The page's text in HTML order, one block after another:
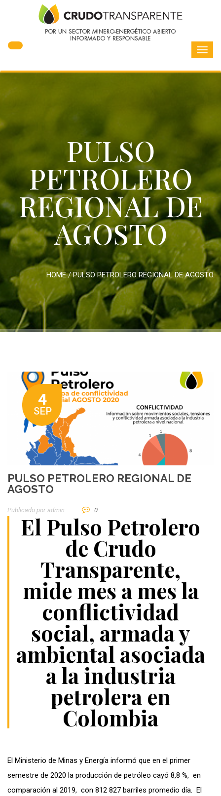
PULSO
PETROLERO
REGIONAL DE
AGOSTO
HOME/PULSO PETROLERO REGIONAL DE AGOSTO
4
SEP
PULSO PETROLERO REGIONAL DE
AGOSTO
Publicado por Admin 0
El Pulso Petrolero
de Crudo
Transparente,
mide mes a mes la
conflictividad
social, armada y
ambiental asociada
a la industria
petrolera en
Colombia
El Ministerio de Minas y Energía informó que en el primer
semestre de 2020 la producción de petróleo cayó 8,8 %, en
comparación al 2019, con 812 827 barriles promedio día. El